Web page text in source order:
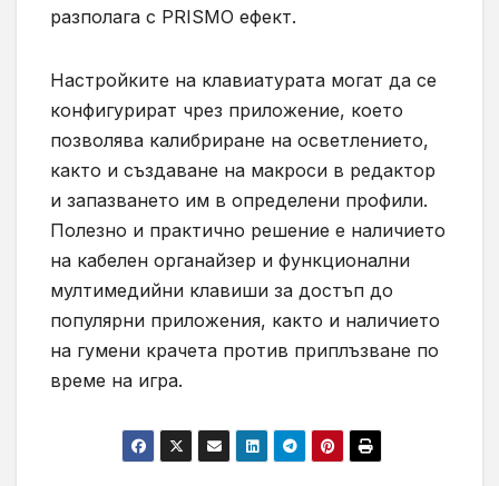
разполага с PRISMO ефект.
Настройките на клавиатурата могат да се
конфигурират чрез приложение, което
позволява калибриране на осветлението,
както и създаване на макроси в редактор
и запазването им в определени профили.
Полезно и практично решение е наличието
на кабелен органайзер и функционални
мултимедийни клавиши за достъп до
популярни приложения, както и наличието
на гумени крачета против приплъзване по
време на игра.